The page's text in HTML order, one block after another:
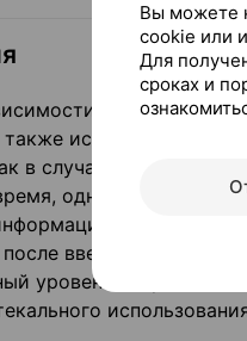
от типа
используемой
в случае с другими
однако следует
была
введения
уровень гидратации.
Вы можете
cookie или
Для
сроках и